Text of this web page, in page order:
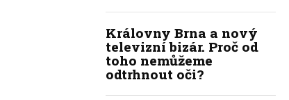
Královny Brna a nový
televizní bizár. Proč od
toho nemůžeme
odtrhnout oči?